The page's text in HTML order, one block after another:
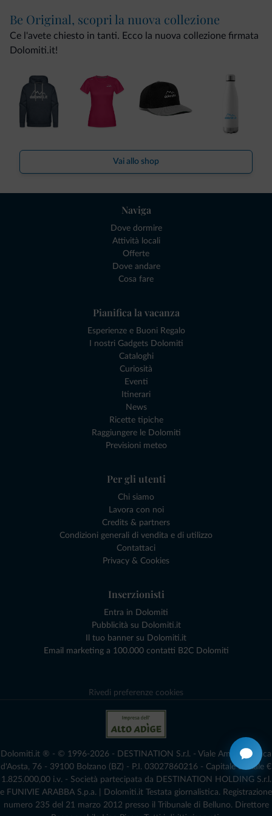
Be Original, scopri la nuova collezione
Ce l'avete chiesto in tanti. Ecco la nuova collezione firmata
Dolomiti.it!
Vai allo shop
Naviga
Dove dormire
Attività locali
Offerte
Dove andare
Cosa fare
Pianifica la vacanza
Esperienze e Buoni Regalo
I nostri Gadgets Dolomiti
Cataloghi
Curiosità
Eventi
Itinerari
News
Ricette tipiche
Raggiungere le Dolomiti
Previsioni meteo
Per gli utenti
Chi siamo
Lavora con noi
Credits & partners
Condizioni generali di vendita e di utilizzo
Contattaci
Privacy & Cookies
Inserzionisti
Entra in Dolomiti
Pubblicità su Dolomiti.it
Il tuo banner su Dolomiti.it
Email marketing a 100.000 contatti B2C Dolomiti
Rivedi preferenze cookies
Dolomiti.it ® - © 1996-2026 - DESTINATION S.r.l. - Viale Amedeo Duca
d'Aosta, 76 - 39100 Bolzano (BZ) - P.I. 03027860216 - Capitale Sociale €
1.825.000,00 i.v. - Società partecipata da DESTINATION HOLDING S.r.l.
e FUNIVIE ARABBA S.p.a. | Dolomiti.it Testata giornalistica. Registrazione
numero 235 del 21 marzo 2012 presso il Tribunale di Belluno.­ Direttore